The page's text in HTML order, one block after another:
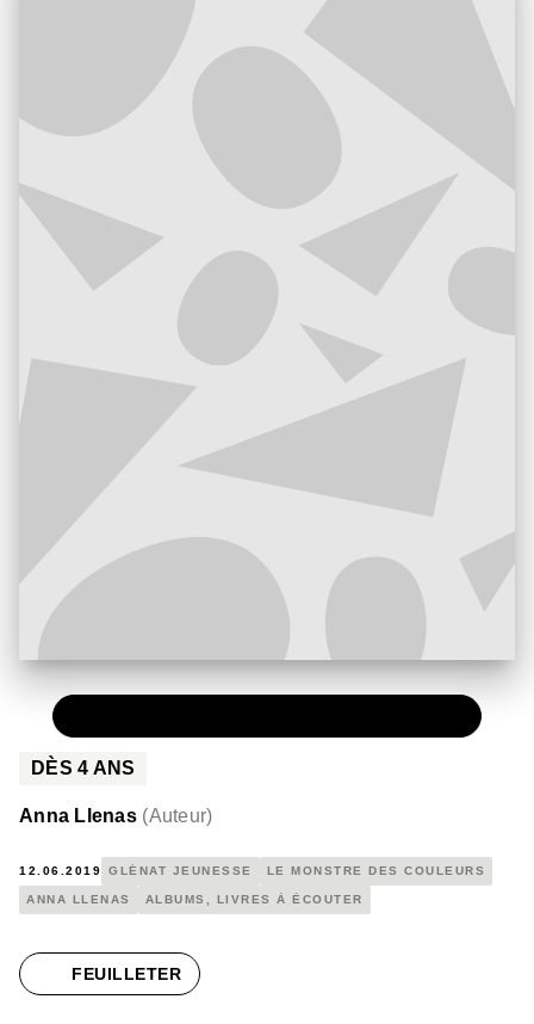
DÈS4 ANS
Anna Llenas (Auteur)
12.06.2019 GLÉNAT JEUNESSE LE MONSTRE DES COULEURS
ANNA LLENAS ALBUMS, LIVRES À ÉCOUTER
FEUILLETER